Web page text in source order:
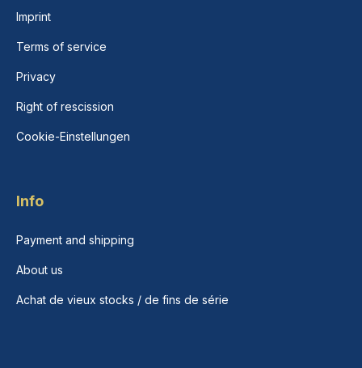
Imprint
Terms of service
Privacy
Right of rescission
Cookie-Einstellungen
Info
Payment and shipping
About us
Achat de vieux stocks / de fins de série